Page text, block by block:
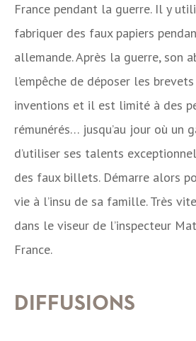
France pendant la guerre. Il y
fabriquer des faux papiers
allemande. Après la guerre, son
l’empêche de déposer les
inventions et il est limité à des
rémunérés… jusqu’au jour où un
d’utiliser ses talents
des faux billets. Démarre alors
vie à l’insu de sa famille. Très
dans le viseur de l’inspecteur
France.
DIFFUSIONS